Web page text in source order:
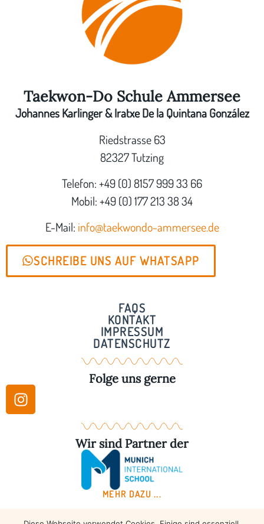
Taekwon-Do Schule Ammersee
Johannes Karlinger & Iratxe De la Quintana González
Riedstrasse 63
82327 Tutzing
Telefon: +49 (0) 8157 999 33 66
Mobil: +49 (0) 177 213 38 34
E-Mail: info@taekwondo-ammersee.de
SCHREIBE UNS AUF WHATSAPP
FAQS
KONTAKT
IMPRESSUM
DATENSCHUTZ
Folge uns gerne
Wir sind Partner der
MEHR DAZU ...